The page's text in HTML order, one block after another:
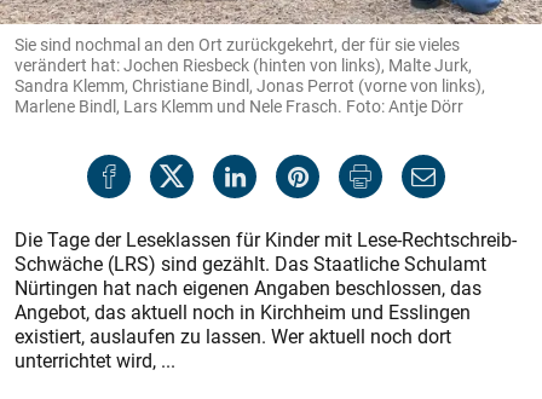
Sie sind nochmal an den Ort zurückgekehrt, der für sie vieles
verändert hat: Jochen Riesbeck (hinten von links), Malte Jurk,
Sandra Klemm, Christiane Bindl, Jonas Perrot (vorne von links),
Marlene Bindl, Lars Klemm und Nele Frasch. Foto: Antje Dörr
Die Tage der Leseklassen für Kinder mit Lese-Rechtschreib-
Schwäche (LRS) sind gezählt. Das Staatliche Schulamt
Nürtingen hat nach eigenen Angaben beschlossen, das
Angebot, das aktuell noch in Kirchheim und Esslingen
existiert, auslaufen zu lassen. Wer aktuell noch dort
unterrichtet wird, ...